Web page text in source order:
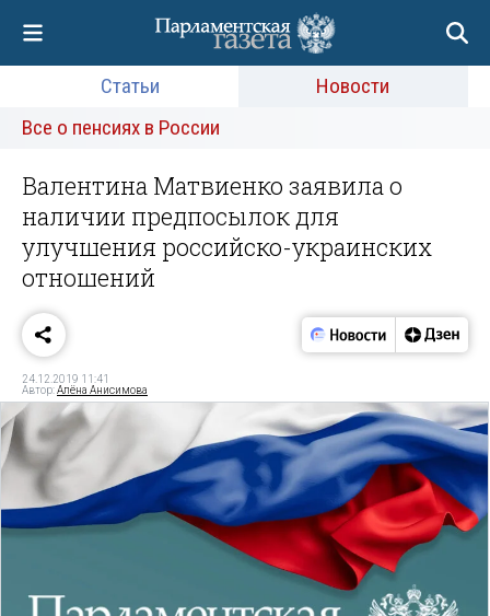
Статьи
Новости
Все о пенсиях в России
Валентина Матвиенко заявила о
наличии предпосылок для
улучшения российско-украинских
отношений
24.12.2019 11:41
Автор:Алёна Анисимова